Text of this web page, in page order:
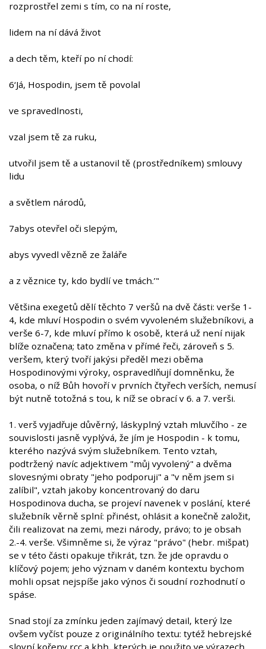
rozprostřel zemi s tím, co na ní roste,
lidem na ní dává život
a dech těm, kteří po ní chodí:
6‘Já, Hospodin, jsem tě povolal
ve spravedlnosti,
vzal jsem tě za ruku,
utvořil jsem tě a ustanovil tě (prostředníkem) smlouvy
lidu
a světlem národů,
7abys otevřel oči slepým,
abys vyvedl vězně ze žaláře
a z věznice ty, kdo bydlí ve tmách.’"
Většina exegetů dělí těchto 7 veršů na dvě části: verše 1-
4, kde mluví Hospodin o svém vyvoleném služebníkovi, a
verše 6-7, kde mluví přímo k osobě, která už není nijak
blíže označena; tato změna v přímé řeči, zároveň s 5.
veršem, který tvoří jakýsi předěl mezi oběma
Hospodinovými výroky, ospravedlňují domněnku, že
osoba, o níž Bůh hovoří v prvních čtyřech verších, nemusí
být nutně totožná s tou, k níž se obrací v 6. a 7. verši.
1. verš vyjadřuje důvěrný, láskyplný vztah mluvčího - ze
souvislosti jasně vyplývá, že jím je Hospodin - k tomu,
kterého nazývá svým služebníkem. Tento vztah,
podtržený navíc adjektivem "můj vyvolený" a dvěma
slovesnými obraty "jeho podporuji" a "v něm jsem si
zalíbil", vztah jakoby koncentrovaný do daru
Hospodinova ducha, se projeví navenek v poslání, které
služebník věrně splní: přinést, ohlásit a konečně založit,
čili realizovat na zemi, mezi národy, právo; to je obsah
2.-4. verše. Všimněme si, že výraz "právo" (hebr. mišpat)
se v této části opakuje třikrát, tzn. že jde opravdu o
klíčový pojem; jeho význam v daném kontextu bychom
mohli opsat nejspíše jako výnos či soudní rozhodnutí o
spáse.
Snad stojí za zmínku jeden zajímavý detail, který lze
ovšem vyčíst pouze z originálního textu: tytéž hebrejské
slovní kořeny rcc a khh, kterých je použito ve výrazech